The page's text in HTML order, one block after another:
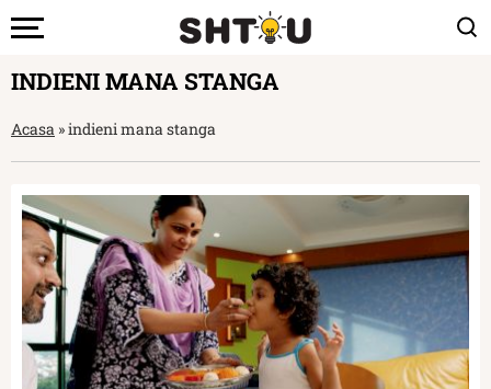
INDIENI MANA STANGA
Acasa »indieni mana stanga